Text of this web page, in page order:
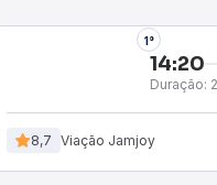
1°
14:20
Duração:
8,7 Viação Jamjoy